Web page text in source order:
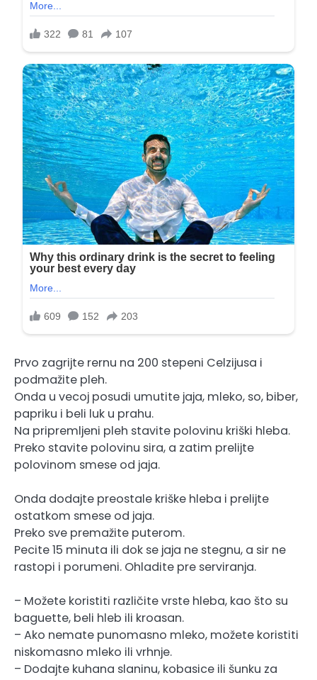
Prvo zagrijte rernu na 200 stepeni Celzijusa i
podmažite pleh.
Onda u vecoj posudi umutite jaja, mleko, so, biber,
papriku i beli luk u prahu.
Na pripremljeni pleh stavite polovinu kriški hleba.
Preko stavite polovinu sira, a zatim prelijte
polovinom smese od jaja.
Onda dodajte preostale kriške hleba i prelijte
ostatkom smese od jaja.
Preko sve premažite puterom.
Pecite 15 minuta ili dok se jaja ne stegnu, a sir ne
rastopi i porumeni. Ohladite pre serviranja.
– Možete koristiti različite vrste hleba, kao što su
baguette, beli hleb ili kroasan.
– Ako nemate punomasno mleko, možete koristiti
niskomasno mleko ili vrhnje.
– Dodajte kuhana slaninu, kobasice ili šunku za